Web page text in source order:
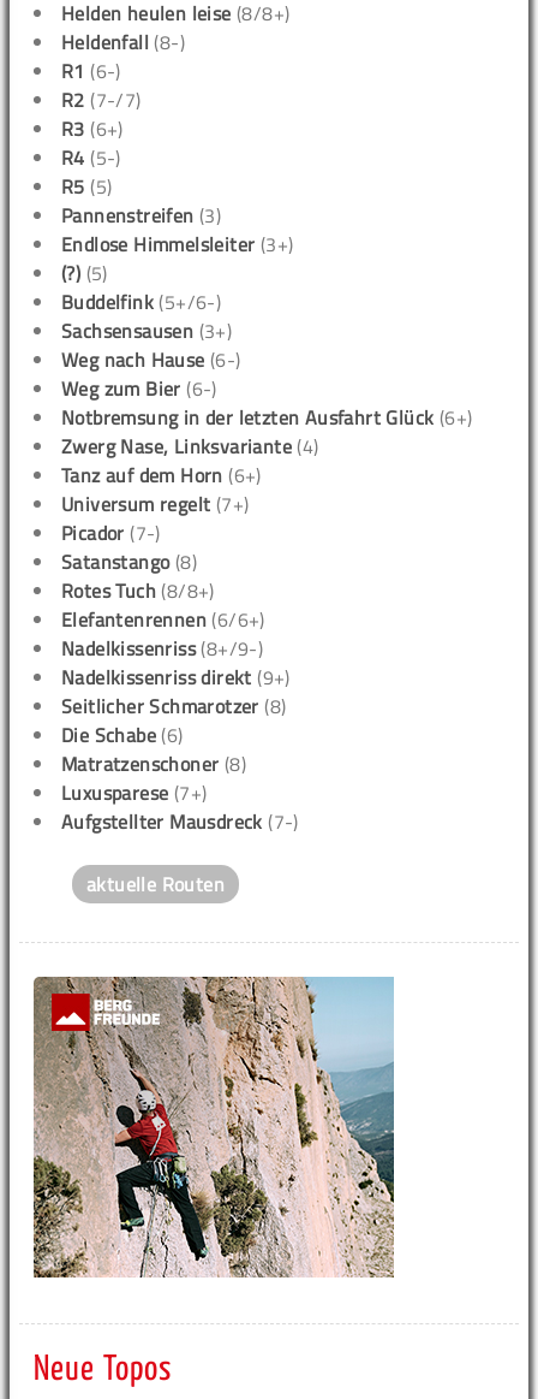
Helden heulen leise (8/8+)
Heldenfall (8-)
R1 (6-)
R2 (7-/7)
R3 (6+)
R4 (5-)
R5 (5)
Pannenstreifen (3)
Endlose Himmelsleiter (3+)
(?) (5)
Buddelfink (5+/6-)
Sachsensausen (3+)
Weg nach Hause (6-)
Weg zum Bier (6-)
Notbremsung in der letzten Ausfahrt Glück (6+)
Zwerg Nase, Linksvariante (4)
Tanz auf dem Horn (6+)
Universum regelt (7+)
Picador (7-)
Satanstango(8)
Rotes Tuch (8/8+)
Elefantenrennen (6/6+)
Nadelkissenriss(8+/9-)
Nadelkissenriss direkt (9+)
Seitlicher Schmarotzer (8)
Die Schabe (6)
Matratzenschoner (8)
Luxusparese (7+)
Aufgstellter Mausdreck (7-)
aktuelle Routen
Neue Topos